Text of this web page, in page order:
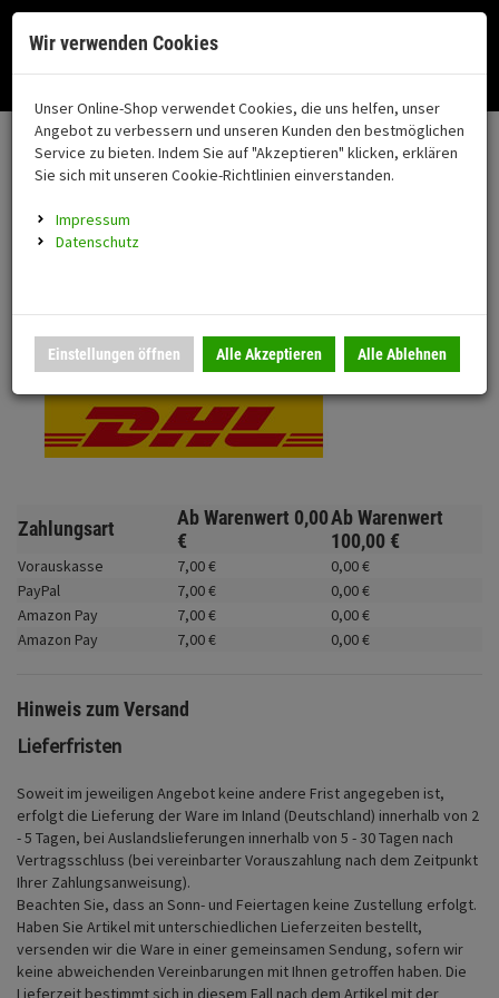
Fahrzeugteile
Alle Kategorien
FAHRZEUGTEILE
Montageständer
Beleuchtung
Fahrwerk
Zubehör
Merchandise
Neuheiten
coming soon
Anmelden | Registrieren Merkzettel
Ihr Warenkorb ist momentan leer.
Ergebnisse () Fertig
Nutzung unserer Dienste erklären Sie sich damit einverstanden!
Okay Datenschutz
Menü
Motorrad auswählen
Versand & Lieferung
Bitte wählen Sie Ihr Lieferland.
DHL National
Zahlungsart Ab Warenwert 0,00
€
Ab Warenwert
100,00 €
Vorauskasse 7,00€ 0,00€
PayPal
7,00€ 0,00€
Amazon Pay
7,00€ 0,00€
Amazon Pay
7,00€ 0,00€
Hinweis zum Versand
Lieferfristen
Soweit im jeweiligen Angebot keine andere Frist angegeben ist,
erfolgt die Lieferung der Ware im Inland (Deutschland) innerhalb von 2
- 5 Tagen, bei Auslandslieferungen innerhalb von 5 - 30 Tagen nach
Vertragsschluss (bei vereinbarter Vorauszahlung nach dem Zeitpunkt
Ihrer Zahlungsanweisung).
Beachten Sie, dass an Sonn- und Feiertagen keine Zustellung erfolgt.
Haben Sie Artikel mit unterschiedlichen Lieferzeiten bestellt,
versenden wir die Ware in einer gemeinsamen Sendung, sofern wir
keine abweichenden Vereinbarungen mit Ihnen getroffen haben. Die
Lieferzeit bestimmt sich in diesem Fall nach dem Artikel mit der
Wir verwenden Cookies
Unser Online-Shop verwendet Cookies, die uns helfen, unser
Angebot zu verbessern und unseren Kunden den bestmöglichen
Service zu bieten. Indem Sie auf "Akzeptieren" klicken, erklären
Sie sich mit unseren Cookie-Richtlinien einverstanden.
Impressum
Datenschutz
Einstellungen öffnen Alle Akzeptieren Alle Ablehnen